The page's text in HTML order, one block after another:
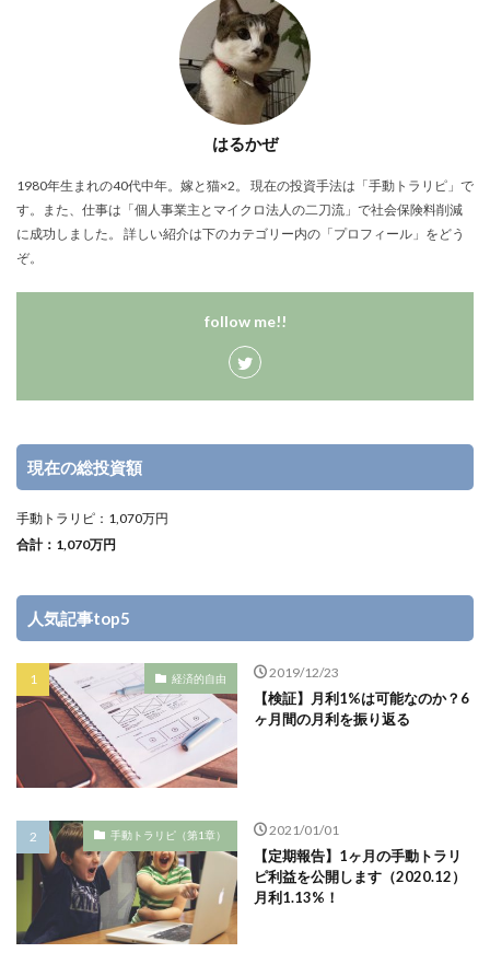
はるかぜ
1980年生まれの40代中年。嫁と猫×2。 現在の投資手法は「手動トラリピ」で
す。また、仕事は「個人事業主とマイクロ法人の二刀流」で社会保険料削減
に成功しました。 詳しい紹介は下のカテゴリー内の「プロフィール」をどう
ぞ。
follow me!!
現在の総投資額
手動トラリピ：1,070万円
合計：1,070万円
人気記事top5
経済的自由 2019/12/23
【検証】月利1%は可能なのか？6
ヶ月間の月利を振り返る
手動トラリピ（第1章） 2021/01/01
【定期報告】1ヶ月の手動トラリ
ピ利益を公開します（2020.12）
月利1.13%！